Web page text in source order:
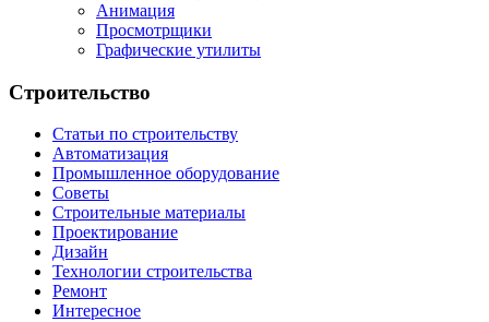
Анимация
Просмотрщики
Графические утилиты
Строительство
Статьи по строительству
Автоматизация
Промышленное оборудование
Советы
Строительные материалы
Проектирование
Дизайн
Технологии строительства
Ремонт
Интересное